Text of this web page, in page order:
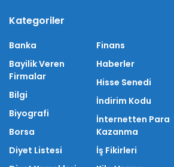
Kategoriler
Banka
Bayilik Veren
Firmalar
Bilgi
Biyografi
Borsa
Diyet Listesi
Finans
Haberler
Hisse Senedi
İndirim Kodu
İnternetten Para
Kazanma
İş Fikirleri